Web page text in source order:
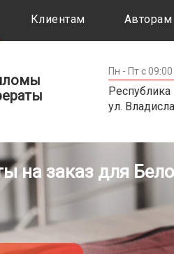
Клиентам Авторам
Пн - Пт с
Республика
ул.
на заказ для